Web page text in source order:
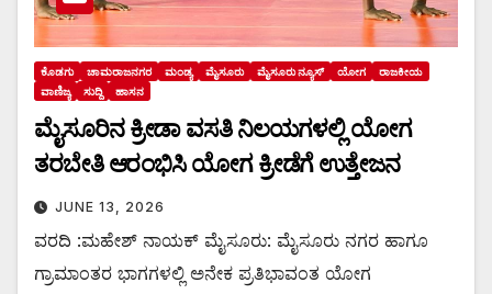
ಕೊಡಗು ಚಾಮರಾಜನಗರ ಮಂಡ್ಯ ಮೈಸೂರು ಮೈಸೂರು ನ್ಯೂಸ್ ಯೋಗ
ರಾಜಕೀಯ
ವಾಣಿಜ್ಯ
ಸುದ್ದಿ ಹಾಸನ
ಮೈಸೂರಿನ ಕ್ರೀಡಾ ವಸತಿ ನಿಲಯಗಳಲ್ಲಿ ಯೋಗ
ತರಬೇತಿ ಆರಂಭಿಸಿ ಯೋಗ ಕ್ರೀಡೆಗೆ ಉತ್ತೇಜನ
JUNE 13, 2026
ವರದಿ :ಮಹೇಶ್ ನಾಯಕ್ ಮೈಸೂರು: ಮೈಸೂರು ನಗರ ಹಾಗೂ
ಗ್ರಾಮಾಂತರ ಭಾಗಗಳಲ್ಲಿ ಅನೇಕ ಪ್ರತಿಭಾವಂತ ಯೋಗ